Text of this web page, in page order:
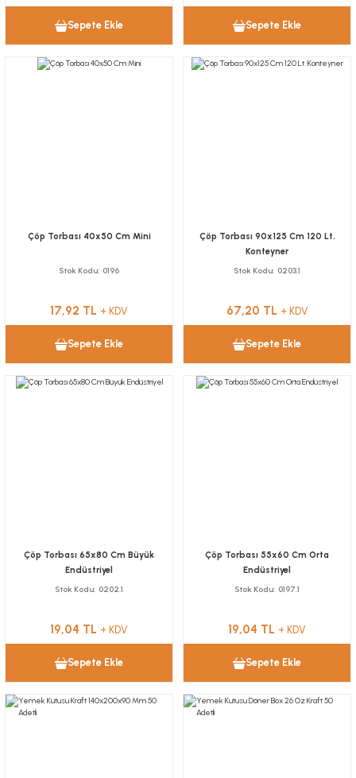
Sepete Ekle Sepete Ekle
Çöp Torbası 40x50 Cm Mini
Stok Kodu 0196
17,92 TL + KDV
Sepete Ekle
Çöp Torbası 90x125 Cm 120 Lt.
Konteyner
Stok Kodu 0203.1
67,20 TL + KDV
Sepete Ekle
Çöp Torbası 65x80 Cm Büyük
Endüstriyel
Stok Kodu 0202.1
19,04 TL + KDV
Sepete Ekle
Çöp Torbası 55x60 Cm Orta
Endüstriyel
Stok Kodu 0197.1
19,04 TL + KDV
Sepete Ekle